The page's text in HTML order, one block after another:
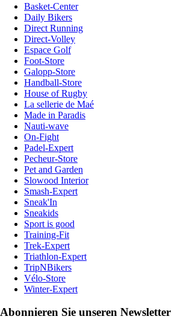
Basket-Center
Daily Bikers
Direct Running
Direct-Volley
Espace Golf
Foot-Store
Galopp-Store
Handball-Store
House of Rugby
La sellerie de Maé
Made in Paradis
Nauti-wave
On-Fight
Padel-Expert
Pecheur-Store
Pet and Garden
Slowood Interior
Smash-Expert
Sneak'In
Sneakids
Sport is good
Training-Fit
Trek-Expert
Triathlon-Expert
TripNBikers
Vélo-Store
Winter-Expert
Abonnieren Sie unseren Newsletter